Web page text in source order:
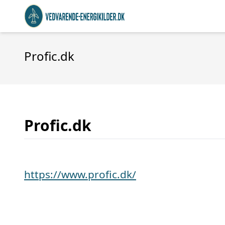
Profic.dk
Profic.dk
https://www.profic.dk/